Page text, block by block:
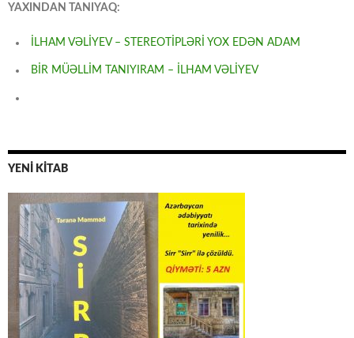
YAXINDAN TANIYAQ:
İLHAM VƏLİYEV – STEREOTİPLƏRİ YOX EDƏN ADAM
BİR MÜƏLLİM TANIYIRAM – İLHAM VƏLİYEV
YENİ KİTAB